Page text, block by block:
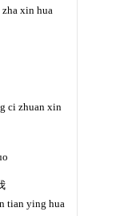
xin hua
ci zhuan xin
tian ying hua